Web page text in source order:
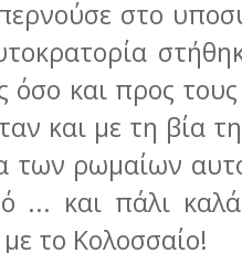
στο
όσο και προς
και με τη βία
των ρωμαίων
... και πάλι
το Κολοσσαίο!